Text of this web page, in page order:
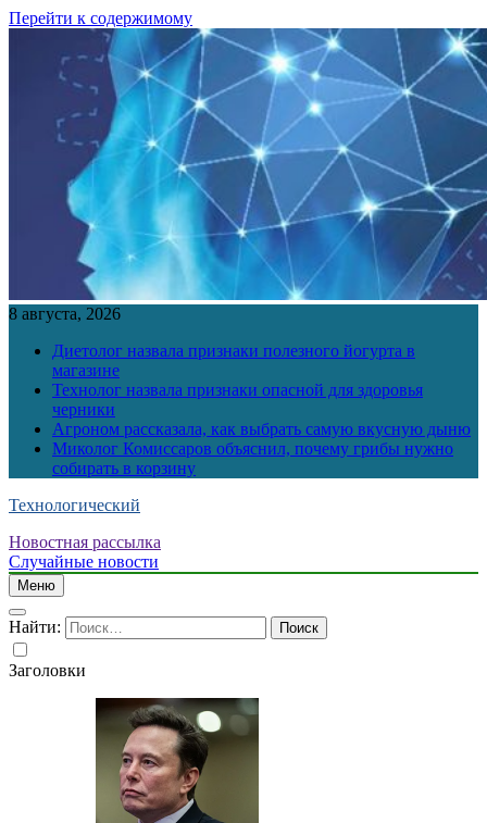
Перейти к содержимому
8 августа, 2026
Диетолог назвала признаки полезного йогурта в
магазине
Технолог назвала признаки опасной для здоровья
черники
Агроном рассказала, как выбрать самую вкусную дыню
Миколог Комиссаров объяснил, почему грибы нужно
собирать в корзину
Технологический
Новостная рассылка
Случайные новости
Меню
Найти:
Заголовки